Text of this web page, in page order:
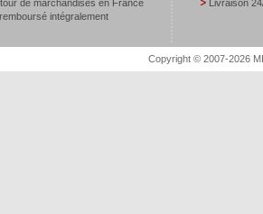
de marchandises en France
intégralement
Livraison
Copyright © 2007-2026